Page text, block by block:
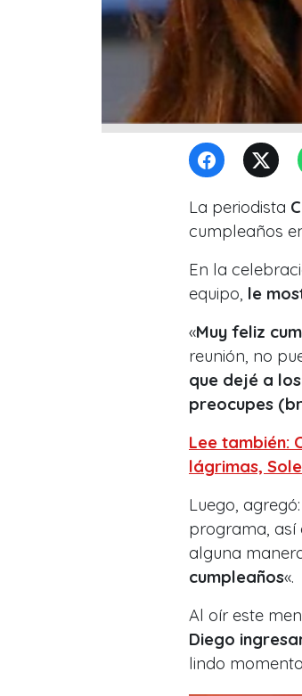
La periodista
cumpleaños
En la
equipo, le
«Muy feliz
reunión, no
que dejé a
preocupes
Lee también:
lágrimas,
Luego,
programa, así
alguna
cumpleaños«.
Al oír este
Diego
lindo